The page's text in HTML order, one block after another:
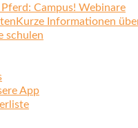
Pferd: Campus! Webinare
Kurze Informationen
schulen
App